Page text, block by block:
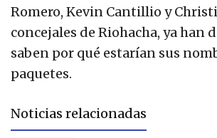
Romero, Kevin Cantillio y
concejales de Riohacha, ya han
saben por qué estarían sus
paquetes.
Noticias relacionadas